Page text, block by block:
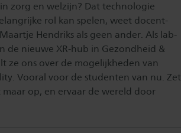
zorg en welzijn? Dat technologie
rol kan spelen, weet docent-
Hendriks als geen ander. Als lab-
de nieuwe XR-hub in Gezondheid &
ze ons over de mogelijkheden van
Vooral voor de studenten van nu. Zet
maar op, en ervaar de wereld door